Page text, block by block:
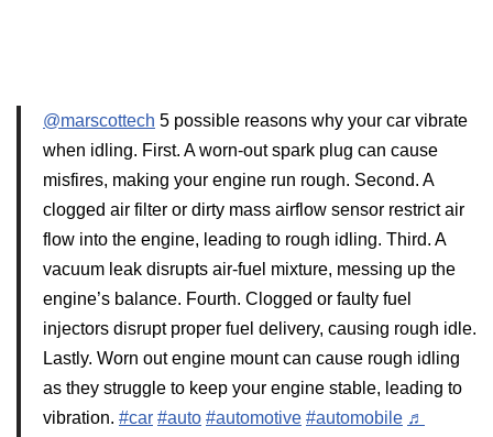
@marscottech 5 possible reasons why your car vibrate
when idling. First. A worn-out spark plug can cause
misfires, making your engine run rough. Second. A
clogged air filter or dirty mass airflow sensor restrict air
flow into the engine, leading to rough idling. Third. A
vacuum leak disrupts air-fuel mixture, messing up the
engine’s balance. Fourth. Clogged or faulty fuel
injectors disrupt proper fuel delivery, causing rough idle.
Lastly. Worn out engine mount can cause rough idling
as they struggle to keep your engine stable, leading to
vibration. #car #auto #automotive #automobile ♬